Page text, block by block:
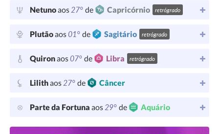
Netunoaos27° de Capricórnio retrógrado
Plutãoaos01° de Sagitário retrógrado
Quironaos07° de Libra retrógrado
Lilithaos27° de Câncer
Parte da Fortuna aos29° de Aquário